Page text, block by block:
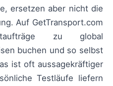
ersetzen aber nicht die
Auf GetTransport.com
zu global
buchen und so selbst
ist oft aussagekräftiger
Testläufe liefern